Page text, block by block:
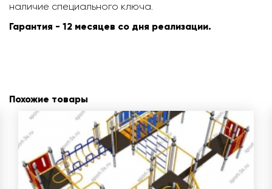
наличие специального ключа.
Гарантия - 12 месяцев со дня реализации.
Похожие товары